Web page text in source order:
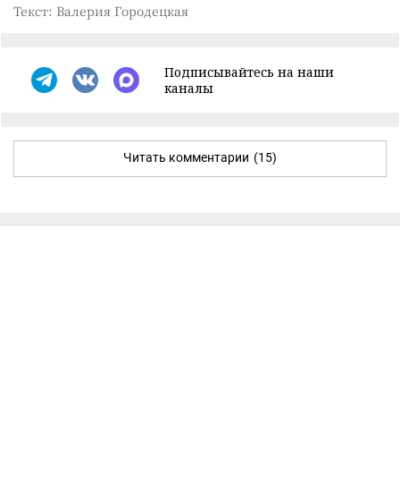
Текст: Валерия Городецкая
Подписывайтесь на наши
каналы
Читать комментарии (15)